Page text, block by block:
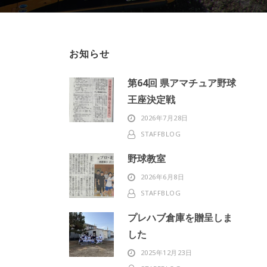
お知らせ
第64回 県アマチュア野球
王座決定戦
2026年7月28日
STAFFBLOG
野球教室
2026年6月8日
STAFFBLOG
プレハブ倉庫を贈呈しま
した
2025年12月23日